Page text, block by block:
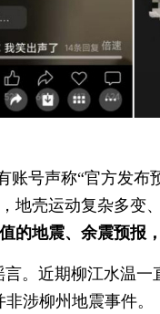
号声称“官方发布
地壳运动复杂多
的地震、余震预报
近期柳江水温一
涉柳州地震事件。